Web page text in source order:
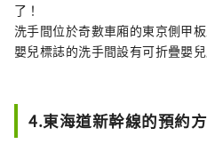
了！
洗手間位於奇數車廂的東京側甲
嬰兒標誌的洗手間設有可折疊嬰兒
4.東海道新幹線的預約